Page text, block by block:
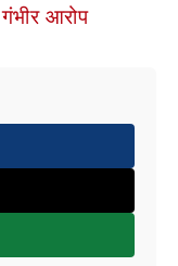
आरोप